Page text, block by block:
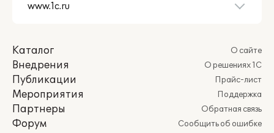
Каталог
Внедрения
Публикации
Мероприятия
Партнеры
Форум
О сайте
О решениях 1С
Прайс-лист
Поддержка
Обратная связь
Сообщить об ошибке